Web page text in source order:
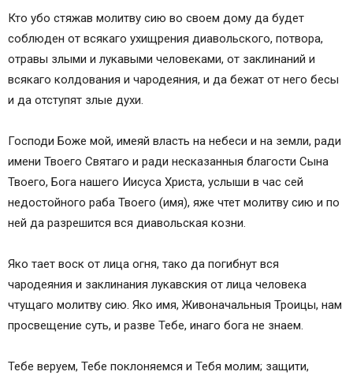
Кто убо стяжав молитву сию во своем дому да будет
соблюден от всякаго ухищрения диавольского, потвора,
отравы злыми и лукавыми человеками, от заклинаний и
всякаго колдования и чародеяния, и да бежат от него бесы
и да отступят злые духи.
Господи Боже мой, имеяй власть на небеси и на земли, ради
имени Твоего Святаго и ради несказанныя благости Сына
Твоего, Бога нашего Иисуса Христа, услыши в час сей
недостойного раба Твоего (имя), яже чтет молитву сию и по
ней да разрешится вся диавольская козни.
Яко тает воск от лица огня, тако да погибнут вся
чародеяния и заклинания лукавския от лица человека
чтущаго молитву сию. Яко имя, Живоначальныя Троицы, нам
просвещение суть, и разве Тебе, инаго бога не знаем.
Тебе веруем, Тебе поклоняемся и Тебя молим; защити,